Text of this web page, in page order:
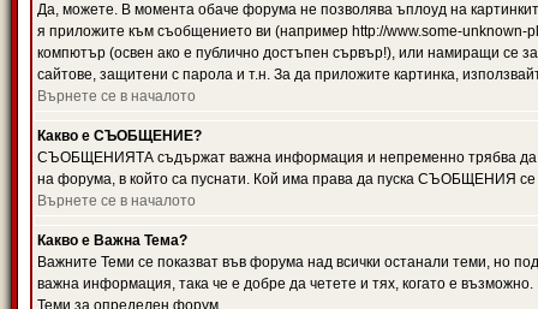
Да, можете. В момента обаче форума не позволява ъплоуд на
я приложите към съобщението ви (например http://www.some-
компютър (освен ако е публично достъпен сървър!), или намиращи се
сайтове, защитени с парола и т.н. За да приложите картинка,
Върнете се в началото
Какво е СЪОБЩЕНИЕ?
СЪОБЩЕНИЯТА съдържат важна информация и непременно трябва да
на форума, в който са пуснати. Кой има права да пуска СЪОБЩЕНИЯ се
Върнете се в началото
Какво е Важна Тема?
Важните Теми се показват във форума над всички останали теми,
важна информация, така че е добре да четете и тях, когато е
Теми за определен форум.